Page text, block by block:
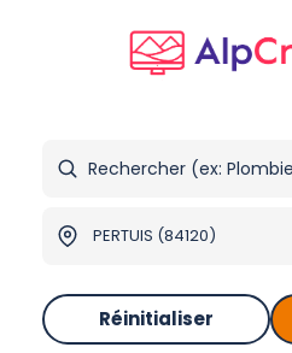
Réinitialiser